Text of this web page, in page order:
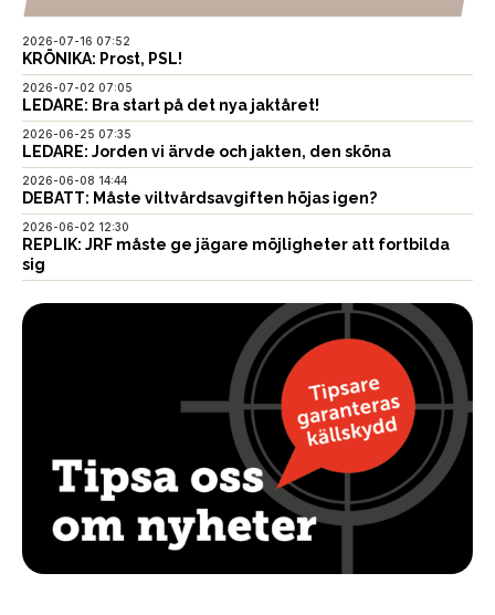
2026-07-16 07:52
KRÖNIKA: Prost, PSL!
2026-07-02 07:05
LEDARE: Bra start på det nya jaktåret!
2026-06-25 07:35
LEDARE: Jorden vi ärvde och jakten, den sköna
2026-06-08 14:44
DEBATT: Måste viltvårdsavgiften höjas igen?
2026-06-02 12:30
REPLIK: JRF måste ge jägare möjligheter att fortbilda
sig